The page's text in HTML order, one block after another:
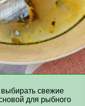
свежие
для рыбного